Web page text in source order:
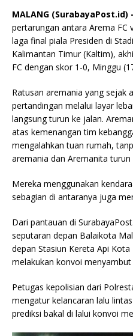
MALANG (SurabayaPost.id)
pertarungan antara Arema FC
laga final piala Presiden di
Kalimantan Timur (Kaltim),
FC dengan skor 1-0, Minggu
Ratusan aremania yang sejak
pertandingan melalui layar
langsung turun ke jalan.
atas kemenangan tim
mengalahkan tuan rumah,
aremania dan Aremanita turun
Mereka menggunakan
sebagian di antaranya juga
Dari pantauan di
seputaran depan Balaikota
depan Stasiun Kereta Api
melakukan konvoi menyambut
Petugas kepolisian dari
mengatur kelancaran lalu
prediksi bakal di lalui konvoi